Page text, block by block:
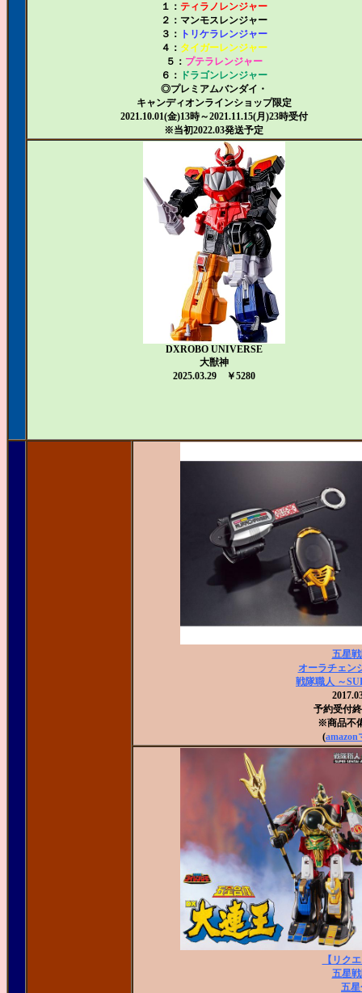
１： ティラノレンジャー
２： マンモスレンジャー
３：
トリケラレンジャー
４： タイガーレンジャー
５： プテラレンジャー
６：
ドラゴンレンジャー
◎プレミアムバンダイ・
キャンディオンラインショップ限定
2021.10.01(金)13時～2021.11.15(月)23時受付
※当初2022.03発送予定
DXROBO UNIVERSE
大獣神
2025.03.29 ￥5280
五星
オーラチェン
戦隊職人 ～
予約受付
※商品不
(amazon
【リク
五星
五